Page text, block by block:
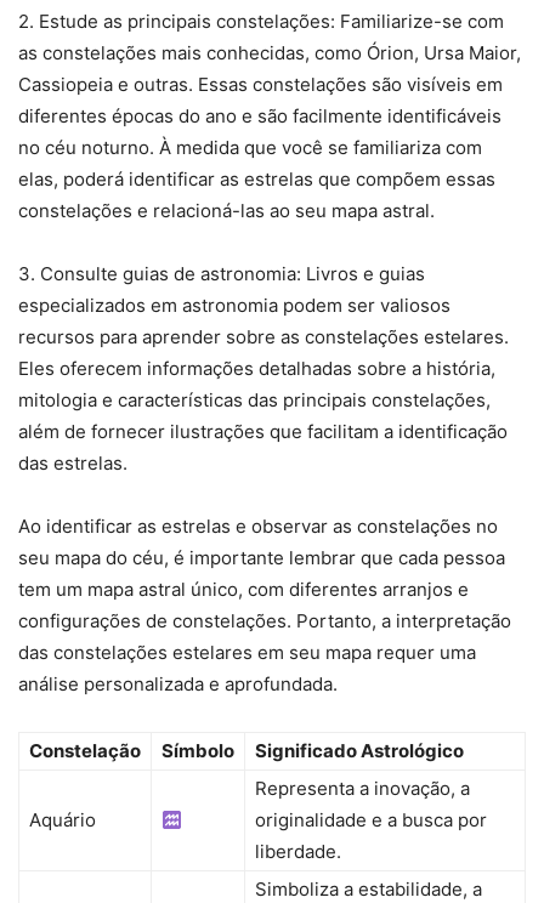
2. Estude as principais constelações: Familiarize-se com
as constelações mais conhecidas, como Órion, Ursa Maior,
Cassiopeia e outras. Essas constelações são visíveis em
diferentes épocas do ano e são facilmente identificáveis
no céu noturno. À medida que você se familiariza com
elas, poderá identificar as estrelas que compõem essas
constelações e relacioná-las ao seu mapa astral.
3. Consulte guias de astronomia: Livros e guias
especializados em astronomia podem ser valiosos
recursos para aprender sobre as constelações estelares.
Eles oferecem informações detalhadas sobre a história,
mitologia e características das principais constelações,
além de fornecer ilustrações que facilitam a identificação
das estrelas.
Ao identificar as estrelas e observar as constelações no
seu mapa do céu, é importante lembrar que cada pessoa
tem um mapa astral único, com diferentes arranjos e
configurações de constelações. Portanto, a interpretação
das constelações estelares em seu mapa requer uma
análise personalizada e aprofundada.
Constelação Símbolo Significado Astrológico
Aquário
Representa a inovação, a
originalidade e a busca por
liberdade.
Simboliza a estabilidade, a